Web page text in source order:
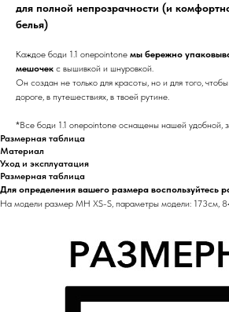
для полной непрозрачности (и
белья)
Каждое боди 1.1 onepointone мы бережно
мешочек с вышивкой и шнуровкой.
Он создан не только для красоты, но и для того,
дороге, в путешествиях, в твоей рутине.
*Все боди 1.1 onepointone оснащены нашей удобной,
Размерная таблица
Материал
Уход и эксплуатация
Размерная таблица
Для определения вашего размера воспользуйтесь
На модели размер MH XS-S, параметры модели: 173см,